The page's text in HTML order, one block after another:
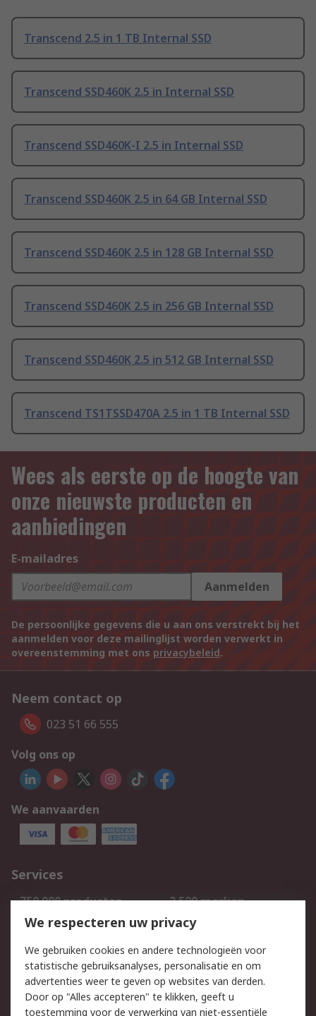
Transcend 2.5 in 1 TB Internal SSD
Transcend SSD460K 2.5 in Internal SSD
Transcend SSD460K-I 2.5 in Internal SSD
Transcend SSD460K 2.5 in 64 GB Internal SSD
Transcend SSD460K 2.5 in 128 GB Internal SSD
Transcend SSD460K 2.5 in 256 GB Internal SSD
Transcend SSD460K 2.5 in 512 GB Internal SSD
Transcend TS1TSSD470A 2.5 in 1 TB Internal SSD
Wees als eerste op de hoogte van
onze nieuwste producten en
aanbiedingen
E-mailadres
Aanmelden
De persoonlijke gegevens die u aan ons verstrekt bij het
aanmelden voor deze mailinglijst worden verwerkt in
overeenstemming met ons privacybeleid.
Neem contact op
023 51 66 555
Volg ons op
We aanvaarden
Services
750.000 producten
2.500 merken
Bestellen
Inkoopoplossingen
Track & Trace
Wettelijk
We respecteren uw privacy
We gebruiken cookies en andere technologieën voor
statistische gebruiksanalyses, personalisatie en om
advertenties weer te geven op websites van derden.
Door op "Alles accepteren" te klikken, geeft u
toestemming voor de verwerking van niet-essentiële